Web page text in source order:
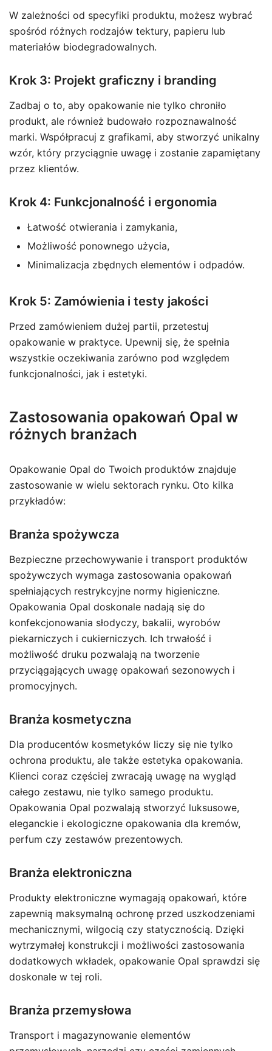
W zależności od specyfiki produktu, możesz wybrać
spośród różnych rodzajów tektury, papieru lub
materiałów biodegradowalnych.
Krok 3: Projekt graficzny i branding
Zadbaj o to, aby opakowanie nie tylko chroniło
produkt, ale również budowało rozpoznawalność
marki. Współpracuj z grafikami, aby stworzyć unikalny
wzór, który przyciągnie uwagę i zostanie zapamiętany
przez klientów.
Krok 4: Funkcjonalność i ergonomia
Łatwość otwierania i zamykania,
Możliwość ponownego użycia,
Minimalizacja zbędnych elementów i odpadów.
Krok 5: Zamówienia i testy jakości
Przed zamówieniem dużej partii, przetestuj
opakowanie w praktyce. Upewnij się, że spełnia
wszystkie oczekiwania zarówno pod względem
funkcjonalności, jak i estetyki.
Zastosowania opakowań Opal w
różnych branżach
Opakowanie Opal do Twoich produktów znajduje
zastosowanie w wielu sektorach rynku. Oto kilka
przykładów:
Branża spożywcza
Bezpieczne przechowywanie i transport produktów
spożywczych wymaga zastosowania opakowań
spełniających restrykcyjne normy higieniczne.
Opakowania Opal doskonale nadają się do
konfekcjonowania słodyczy, bakalii, wyrobów
piekarniczych i cukierniczych. Ich trwałość i
możliwość druku pozwalają na tworzenie
przyciągających uwagę opakowań sezonowych i
promocyjnych.
Branża kosmetyczna
Dla producentów kosmetyków liczy się nie tylko
ochrona produktu, ale także estetyka opakowania.
Klienci coraz częściej zwracają uwagę na wygląd
całego zestawu, nie tylko samego produktu.
Opakowania Opal pozwalają stworzyć luksusowe,
eleganckie i ekologiczne opakowania dla kremów,
perfum czy zestawów prezentowych.
Branża elektroniczna
Produkty elektroniczne wymagają opakowań, które
zapewnią maksymalną ochronę przed uszkodzeniami
mechanicznymi, wilgocią czy statycznością. Dzięki
wytrzymałej konstrukcji i możliwości zastosowania
dodatkowych wkładek, opakowanie Opal sprawdzi się
doskonale w tej roli.
Branża przemysłowa
Transport i magazynowanie elementów